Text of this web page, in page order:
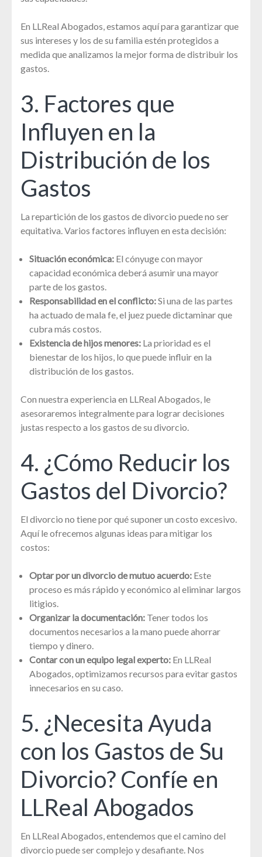
En LLReal Abogados, estamos aquí para garantizar que
sus intereses y los de su familia estén protegidos a
medida que analizamos la mejor forma de distribuir los
gastos.
3. Factores que
Influyen en la
Distribución de los
Gastos
La repartición de los gastos de divorcio puede no ser
equitativa. Varios factores influyen en esta decisión:
Situación económica: El cónyuge con mayor
capacidad económica deberá asumir una mayor
parte de los gastos.
Responsabilidad en el conflicto:Si una de las partes
ha actuado de mala fe, el juez puede dictaminar que
cubra más costos.
Existencia de hijos menores: La prioridad es el
bienestar de los hijos, lo que puede influir en la
distribución de los gastos.
Con nuestra experiencia en LLReal Abogados, le
asesoraremos integralmente para lograr decisiones
justas respecto a los gastos de su divorcio.
4. ¿Cómo Reducir los
Gastos del Divorcio?
El divorcio no tiene por qué suponer un costo excesivo.
Aquí le ofrecemos algunas ideas para mitigar los
costos:
Optar por un divorcio de mutuo acuerdo: Este
proceso es más rápido y económico al eliminar largos
litigios.
Organizar la documentación: Tener todos los
documentos necesarios a la mano puede ahorrar
tiempo y dinero.
Contar con un equipo legal experto: En LLReal
Abogados, optimizamos recursos para evitar gastos
innecesarios en su caso.
5. ¿Necesita Ayuda
con los Gastos de Su
Divorcio? Confíe en
LLReal Abogados
En LLReal Abogados, entendemos que el camino del
divorcio puede ser complejo y desafiante. Nos